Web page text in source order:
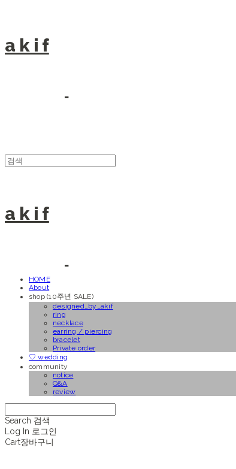
a k i f
a k i f
HOME
About
shop (10주년 SALE)
designed_by_akif
ring
necklace
earring / piercing
bracelet
Private order
♡ wedding
community
notice
Q&A
review
Search 검색
Log In 로그인
Cart장바구니